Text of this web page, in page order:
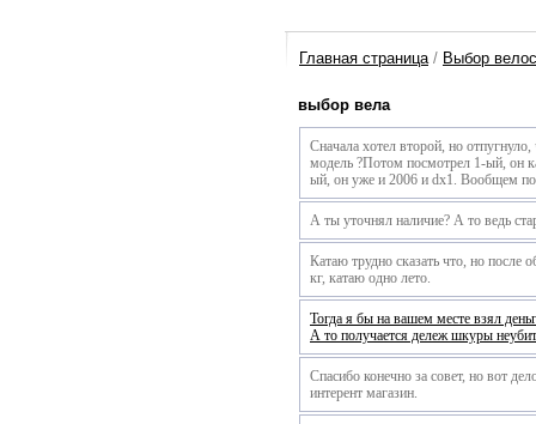
Главная страница/ Выбор
выбор вела
Сначала хотел второй, но
модель ?Потом посмотрел 1-ый, он
ый, он уже и 2006 и dx1. Вообщем
А ты уточнял наличие? А то ведь
Катаю трудно сказать что, но после
кг, катаю одно лето.
Тогда я бы на вашем месте взял
А то получается дележ шкуры
Спасибо конечно за совет, но вот
интерент магазин.